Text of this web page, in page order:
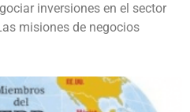
inversiones en el sector
misiones de negocios